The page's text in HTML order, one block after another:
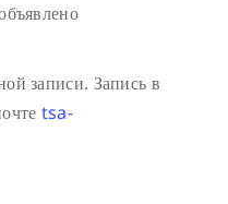
записи. Запись в
tsa-